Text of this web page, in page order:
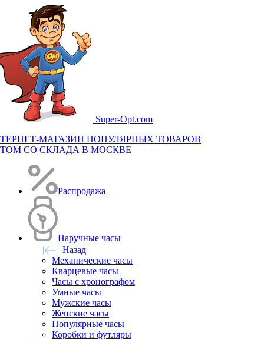
Super-Opt.com
МАГАЗИН ПОПУЛЯРНЫХ ТОВАРОВ
СО СКЛАДА В МОСКВЕ
Распродажа
Наручные часы
Назад
Механические часы
Кварцевые часы
Часы с хронографом
Умные часы
Мужские часы
Женские часы
Популярные часы
Коробки и футляры